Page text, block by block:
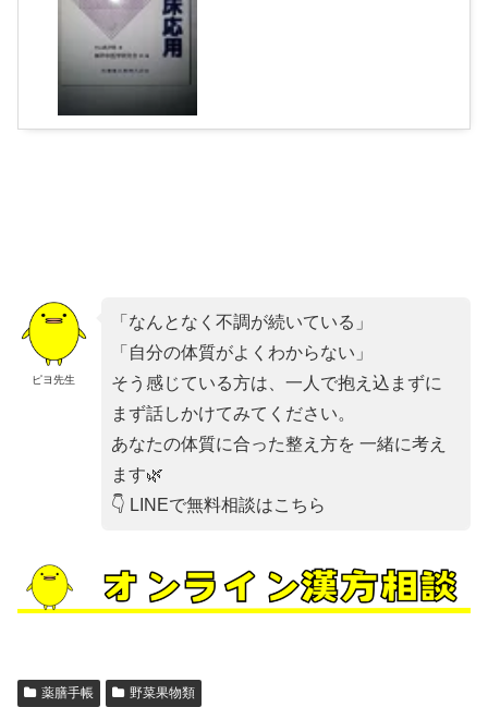
ピヨ先生
「なんとなく不調が続いている」
「自分の体質がよくわからない」
そう感じている方は、一人で抱え込まずに
まず話しかけてみてください。
あなたの体質に合った整え方を 一緒に考え
ます🌿
👇 LINEで無料相談はこちら
薬膳手帳 野菜果物類